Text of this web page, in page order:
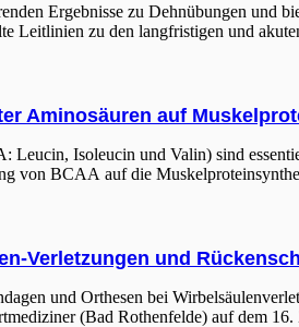
Ergebnisse zu Dehnübungen und
Leitlinien zu den langfristigen und
Aminosäuren auf
Isoleucin und Valin) sind
von BCAA auf die
Verletzungen und
und Orthesen bei
(Bad Rothenfelde) auf dem